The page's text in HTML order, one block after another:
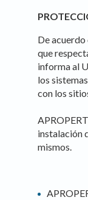
De
que
informa al
los
con los
instalación
mismos.